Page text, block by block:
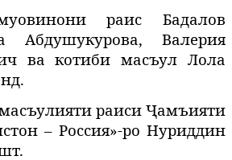
раис Бадалов
Абдушукурова, Валерия
ва котиби масъул Лола
раиси Ҷамъияти
– Россия»-ро Нуриддин
.